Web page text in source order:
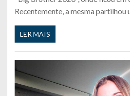
Recentemente, a mesma partilhou
LER MAIS